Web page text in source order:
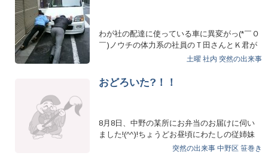
わが社の配達に使っている車に異変がっ(*￣Ｏ
￣)ノウチの体力系の社員のＴ田さんとＫ君が
土曜 社内 突然の出来事
おどろいた?！！
8月8日、中野の某所にお弁当のお届けに伺い
ました!(^^)!ちょうどお昼頃にわたしの従姉妹
突然の出来事 中野区 笹巻き